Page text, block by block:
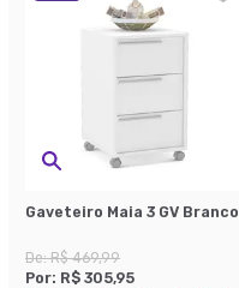
Gaveteiro Maia 3 GV Branco
De:R$ 469,99
Por: R$ 305,95